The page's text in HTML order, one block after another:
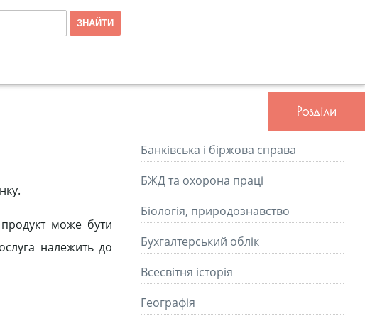
може бути
належить до
Розділи
Банківська і біржова справа
БЖД та охорона праці
Біологія, природознавство
Бухгалтерський облік
Всесвітня історія
Географія